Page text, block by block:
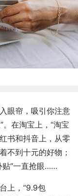
眼帘，吸引你注意
。在淘宝上，“淘宝
书和抖音上，从零
不到十元的好物；
贴”一直抢眼……
上，“9.9包